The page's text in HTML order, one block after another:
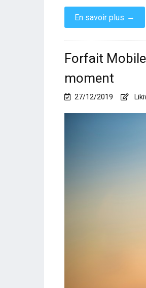
En savoir plus →
Forfait
moment
27/12/2019